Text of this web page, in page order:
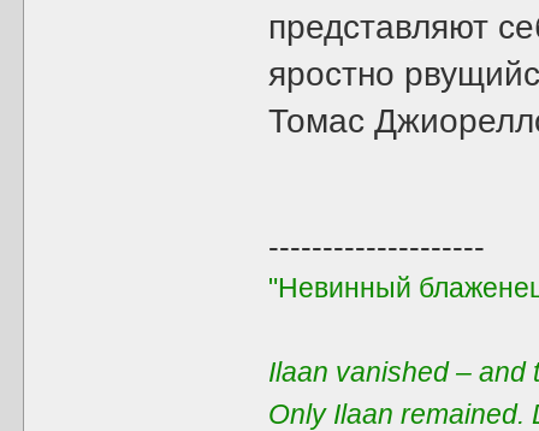
представляют
яростно
Томас
--------------------
"Невинный
Ilaan vanished – and
Only Ilaan remained.